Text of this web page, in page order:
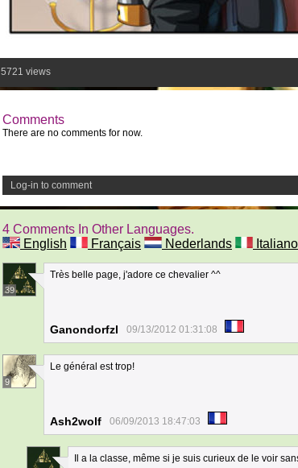
5721 views
Comments
There are no comments for now.
Log-in to comment
4 Comments In Other Languages.
English
Français Nederlands Italiano
39
Très belle page, j'adore ce chevalier ^^
Ganondorfzl 09/13/2012 01:31:08
9
Le général est trop!
Ash2wolf 06/09/2013 18:47:03
Il a la classe, même si je suis curieux de le voir